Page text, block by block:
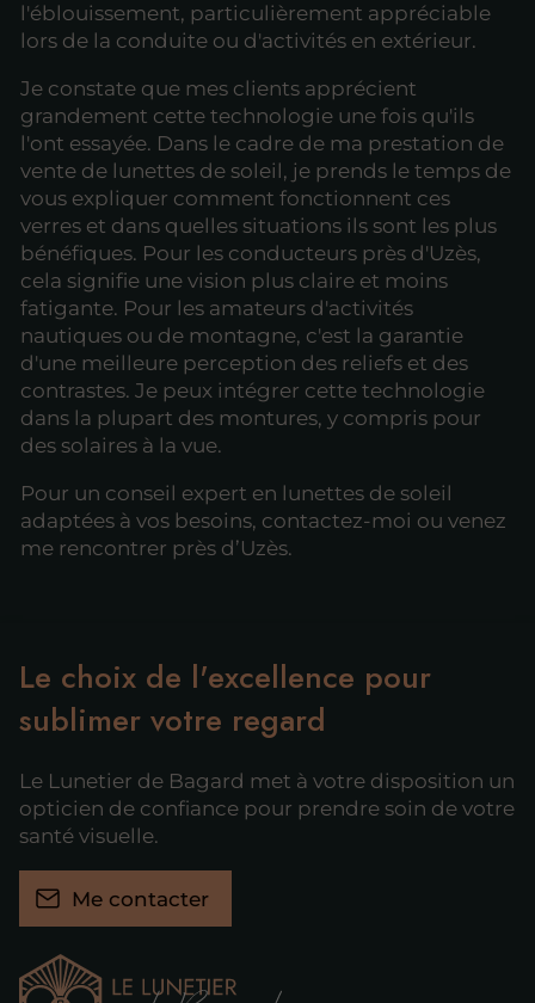
l'éblouissement, particulièrement appréciable
lors de la conduite ou d'activités en extérieur.
Je constate que mes clients apprécient
grandement cette technologie une fois qu'ils
l'ont essayée. Dans le cadre de ma prestation de
vente de lunettes de soleil, je prends le temps de
vous expliquer comment fonctionnent ces
verres et dans quelles situations ils sont les plus
bénéfiques. Pour les conducteurs près d'Uzès,
cela signifie une vision plus claire et moins
fatigante. Pour les amateurs d'activités
nautiques ou de montagne, c'est la garantie
d'une meilleure perception des reliefs et des
contrastes. Je peux intégrer cette technologie
dans la plupart des montures, y compris pour
des solaires à la vue.
Pour un conseil expert en lunettes de soleil
adaptées à vos besoins, contactez-moi ou venez
me rencontrer près d’Uzès.
Le choix de l'excellence pour
sublimer votre regard
Le Lunetier de Bagard met à votre disposition un
opticien de confiance pour prendre soin de votre
santé visuelle.
Me contacter